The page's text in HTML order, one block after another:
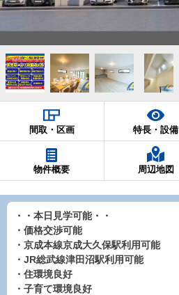
間取・区画 特長・設備
物件概要 周辺地図
・・本日見学可能・・
・価格交渉可能
・京成本線京成大久保駅利用可能
・JR総武線津田沼駅利用可能
・住環境良好
・子育て環境良好